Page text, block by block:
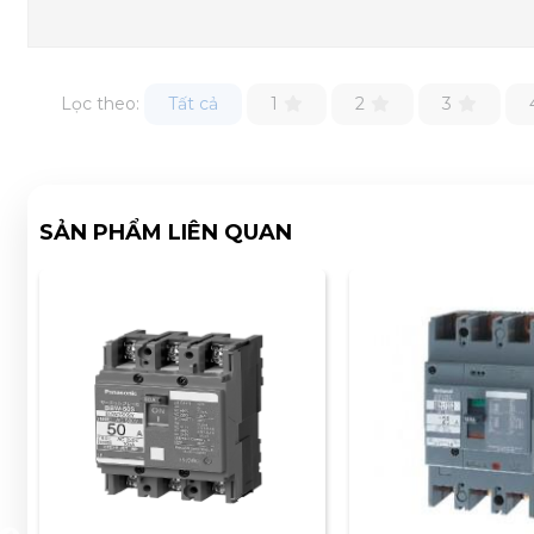
Lọc theo: Tất cả 1 2 3
SẢN PHẨM LIÊN QUAN